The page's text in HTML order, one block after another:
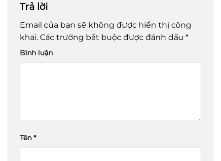
Trả lời
Email của bạn sẽ không được hiển thị công
khai. Các trường bắt buộc được đánh dấu *
Bình luận
Tên *